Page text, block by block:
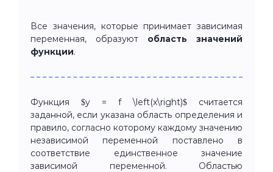
Все значения, которые принимает зависимая
переменная, образуют область значений
функции.
Функция $y = f \left(x\right)$ считается
заданной, если указана область определения и
правило, согласно которому каждому значению
независимой переменной поставлено в
соответствие единственное значение
зависимой переменной. Областью